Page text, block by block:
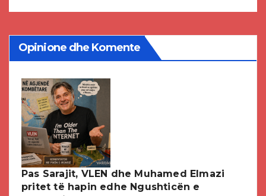
Opinione dhe Komente
Pas Sarajit, VLEN dhe Muhamed Elmazi
pritet të hapin edhe Ngushticën e